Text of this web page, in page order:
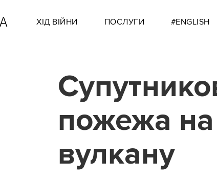
ХІД ВІЙНИ ПОСЛУГИ #ENGLISH
пожежа
вулкану